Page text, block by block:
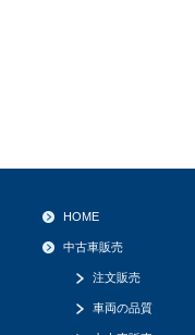
HOME
中古車販売
注文販売
車両の品質